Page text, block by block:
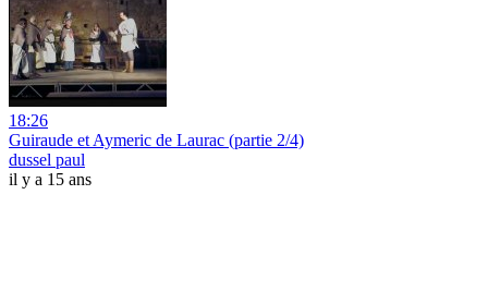
18:26
Guiraude et Aymeric de Laurac (partie 2/4)
dussel paul
il y a 15 ans